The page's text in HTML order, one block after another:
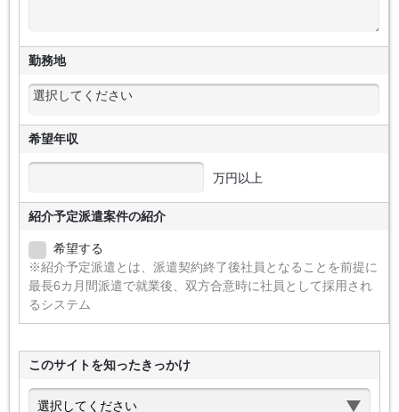
勤務地
希望年収
万円以上
紹介予定派遣案件の紹介
希望する
※紹介予定派遣とは、派遣契約終了後社員となることを前提に
最長6カ月間派遣で就業後、双方合意時に社員として採用され
るシステム
このサイトを知ったきっかけ